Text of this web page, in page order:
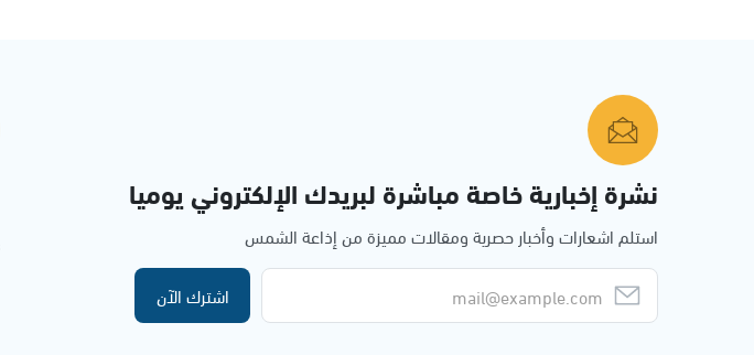
نشرة إخبارية خاصة مباشرة لبريدك الإلكتروني يوميا
استلم اشعارات وأخبار حصرية ومقالات مميزة من إذاعة الشمس
اشترك الآن